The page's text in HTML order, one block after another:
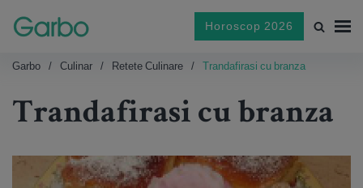
Horoscop 2026
Garbo Culinar Retete Culinare Trandafirasi cu branza
Trandafirasi cu branza